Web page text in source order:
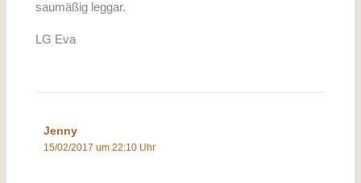
saumäßig leggar.
LG Eva
Jenny
15/02/2017 um 22:10 Uhr